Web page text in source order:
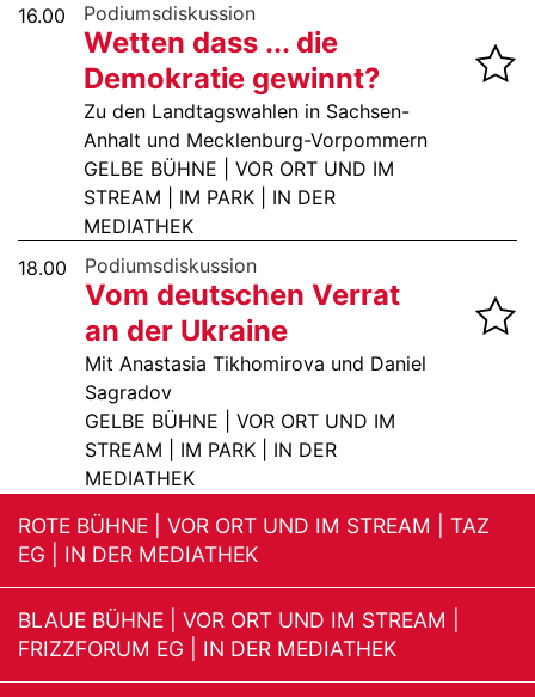
16.00
Podiumsdiskussion
Wetten dass ... die
Demokratie gewinnt?
Zu den Landtagswahlen in Sachsen-
Anhalt und Mecklenburg-Vorpommern
GELBE BÜHNE | VOR ORT UND IM
STREAM | IM PARK | IN DER
MEDIATHEK
18.00
Podiumsdiskussion
Vom deutschen Verrat
an der Ukraine
Mit Anastasia Tikhomirova und Daniel
Sagradov
GELBE BÜHNE | VOR ORT UND IM
STREAM | IM PARK | IN DER
MEDIATHEK
ROTE BÜHNE | VOR ORT UND IM STREAM | TAZ
EG | IN DER MEDIATHEK
BLAUE BÜHNE | VOR ORT UND IM STREAM |
FRIZZFORUM EG | IN DER MEDIATHEK